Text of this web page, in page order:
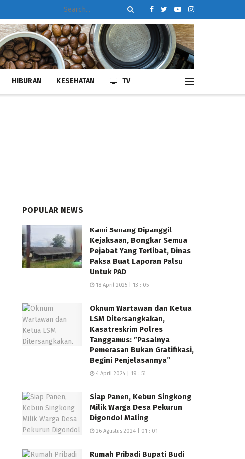
HIBURAN KESEHATAN TV
POPULAR NEWS
Kami Senang Dipanggil
Kejaksaan, Bongkar Semua
Pejabat Yang Terlibat, Dinas
Paksa Buat Laporan Palsu
Untuk PAD
18 April 2025 | 13 : 05
Oknum Wartawan dan Ketua
LSM Ditersangkakan,
Kasatreskrim Polres
Tanggamus: ”Pasalnya
Pemerasan Bukan Gratifikasi,
Begini Penjelasannya”
4 April 2024 | 19 : 51
Siap Panen, Kebun Singkong
Milik Warga Desa Pekurun
Digondol Maling
26 Agustus 2024 | 01 : 01
Rumah Pribadi Bupati Budi